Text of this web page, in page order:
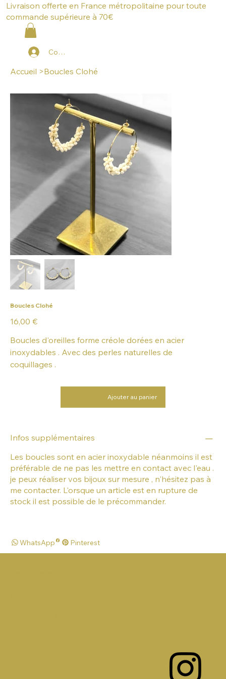
Livraison offerte en France métropolitaine pour toute
commande supérieure à 70€
Connexion
Accueil >Boucles Clohé
Boucles Clohé
Prix
16,00 €
Boucles d'oreilles forme créole dorées en acier
inoxydables . Avec des perles naturelles de
coquillages .
Ajouter au panier
Infos supplémentaires
Les boucles sont en acier inoxydable néanmoins il est
préférable de ne pas les mettre en contact avec l'eau .
je peux réaliser vos bijoux sur mesure , n'hésitez pas à
me contacter. L'orsque un article est en rupture de
stock il est possible de le précommander.
WhatsApp Pinterest